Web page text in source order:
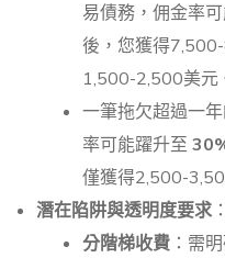
易債務，佣金率
後，您獲得
1,500-2,500美元
一筆拖欠超過一
率可能躍升至
僅獲得2,500-
潛在陷阱與透明度要求 ：
分階梯收費 ：需